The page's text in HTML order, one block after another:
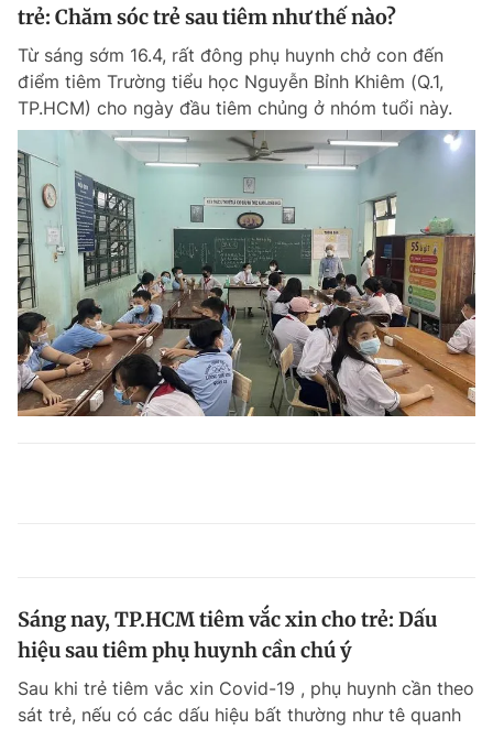
trẻ: Chăm sóc trẻ sau tiêm như thế nào?
Từ sáng sớm 16.4, rất đông phụ huynh chở con đến
điểm tiêm Trường tiểu học Nguyễn Bỉnh Khiêm (Q.1,
TP.HCM) cho ngày đầu tiêm chủng ở nhóm tuổi này.
Sáng nay, TP.HCM tiêm vắc xin cho trẻ: Dấu
hiệu sau tiêm phụ huynh cần chú ý
Sau khi trẻ tiêm vắc xin Covid-19 , phụ huynh cần theo
sát trẻ, nếu có các dấu hiệu bất thường như tê quanh